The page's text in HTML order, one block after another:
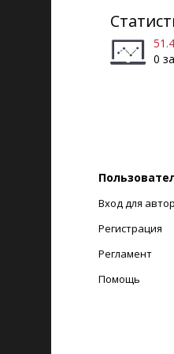
0
Вход для
Регистрация
Регламент
Помощь